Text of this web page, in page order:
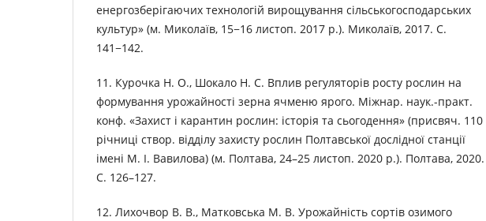
енергозберігаючих технологій вирощування сільськогосподарських
культур» (м. Миколаїв, 15−16 листоп. 2017 р.). Миколаїв, 2017. С.
141−142.
11. Курочка Н. О., Шокало Н. С. Вплив регуляторів росту рослин на
формування урожайності зерна ячменю ярого. Міжнар. наук.-практ.
конф. «Захист і карантин рослин: історія та сьогодення» (присвяч. 110
річниці створ. відділу захисту рослин Полтавської дослідної станції
імені М. І. Вавилова) (м. Полтава, 24–25 листоп. 2020 р.). Полтава, 2020.
С. 126–127.
12. Лихочвор В. В., Матковська М. В. Урожайність сортів озимого